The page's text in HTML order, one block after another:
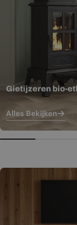
Gietijzeren bio-
Alles Bekijken